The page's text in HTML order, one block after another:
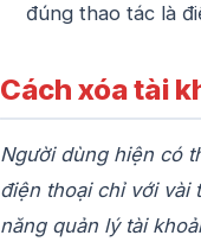
đúng thao tác là
Cách xóa tài
Người dùng hiện có
điện thoại chỉ với vài
năng quản lý tài